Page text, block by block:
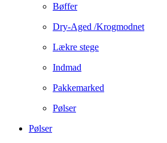
Bøffer
Dry-Aged /Krogmodnet
Lækre stege
Indmad
Pakkemarked
Pølser
Pølser